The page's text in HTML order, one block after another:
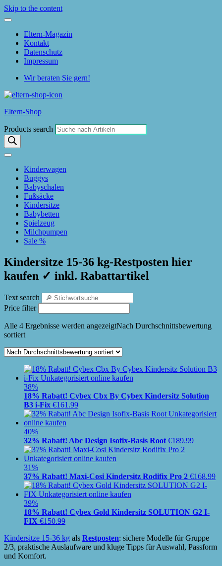
Skip to the content
Eltern-Magazin
Kontakt
Datenschutz
Impressum
Wir beraten Sie gern!
Eltern-Shop
Products search
Kinderwagen
Buggys
Babyschalen
Fußsäcke
Kindersitze
Babybetten
Spielzeug
Milchpumpen
Sale %
Kindersitze 15-36 kg-Restposten hier
kaufen ✓ inkl. Rabattartikel
Text search
Price filter
Alle 4 Ergebnisse werden angezeigtNach Durchschnittsbewertung
sortiert
38%
18% Rabatt! Cybex Cbx By Cybex Kindersitz Solution
B3 i-Fix €161.99
40%
32% Rabatt! Abc Design Isofix-Basis Root €189.99
31%
37% Rabatt! Maxi-Cosi Kindersitz Rodifix Pro 2 €168.99
39%
18% Rabatt! Cybex Gold Kindersitz SOLUTION G2 I-
FIX €150.99
Kindersitze 15-36 kg als Restposten: sichere Modelle für Gruppe
2/3, praktische Auslaufware und kluge Tipps für Auswahl, Passform
und Komfort.